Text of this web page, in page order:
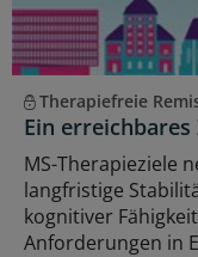
Therapiefreie
Ein erreichbares
MS-Therapieziele
langfristige
kognitiver
Anforderungen in